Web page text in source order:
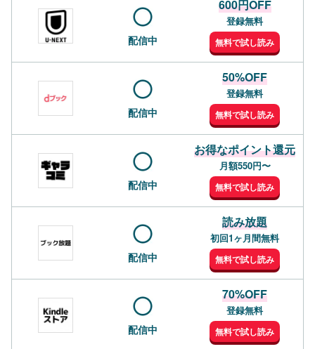
配信中
600円OFF
登録無料
無料で試し読み
配信中
50%OFF
登録無料
無料で試し読み
配信中
お得なポイント還元
月額550円〜
無料で試し読み
配信中
読み放題
初回1ヶ月間無料
無料で試し読み
配信中
70%OFF
登録無料
無料で試し読み